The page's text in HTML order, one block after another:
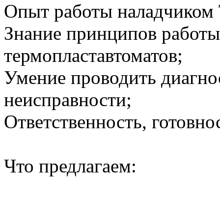
Опыт работы
Знание принципов
термопластавтоматов;
Умение проводить
неисправности;
Ответственность,
Что предлагаем: